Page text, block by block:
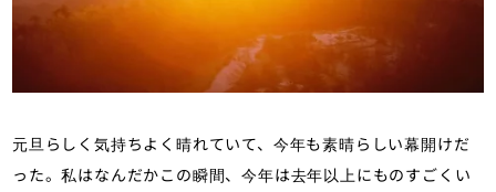
元旦らしく気持ちよく晴れていて、今年も素晴らしい幕開けだ
った。私はなんだかこの瞬間、今年は去年以上にものすごくい